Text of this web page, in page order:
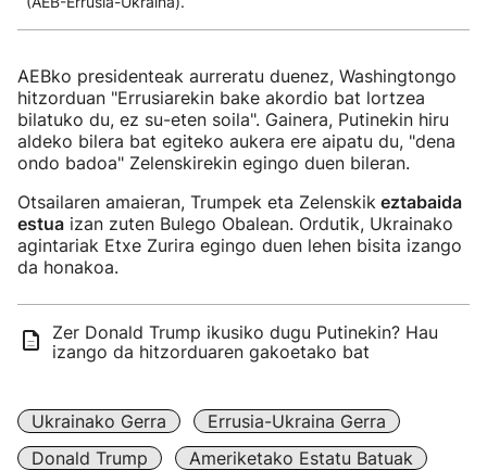
AEBko presidenteak aurreratu duenez, Washingtongo
hitzorduan "Errusiarekin bake akordio bat lortzea
bilatuko du, ez su-eten soila". Gainera, Putinekin hiru
aldeko bilera bat egiteko aukera ere aipatu du, "dena
ondo badoa" Zelenskirekin egingo duen bileran.
Otsailaren amaieran, Trumpek eta Zelenskik eztabaida
estua izan zuten Bulego Obalean. Ordutik, Ukrainako
agintariak Etxe Zurira egingo duen lehen bisita izango
da honakoa.
Zer Donald Trump ikusiko dugu Putinekin? Hau
izango da hitzorduaren gakoetako bat
Ukrainako Gerra
Errusia-Ukraina Gerra
Donald Trump
Ameriketako Estatu Batuak